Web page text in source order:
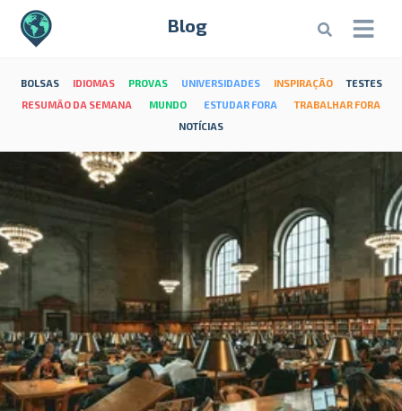
Blog
BOLSAS IDIOMAS PROVAS UNIVERSIDADES INSPIRAÇÃO
TESTES
RESUMÃO DA SEMANA
MUNDO ESTUDAR FORA
TRABALHAR FORA
NOTÍCIAS